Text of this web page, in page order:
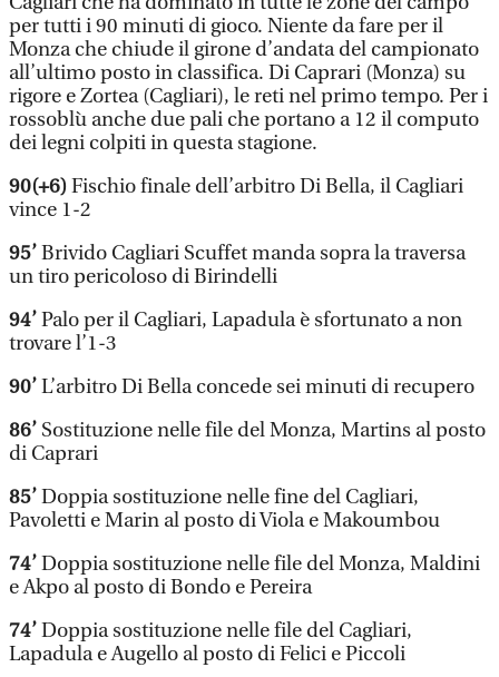
per tutti i 90 minuti di gioco. Niente da fare per il
Monza che chiude il girone d’andata del campionato
all’ultimo posto in classifica. Di Caprari (Monza) su
rigore e Zortea (Cagliari), le reti nel primo tempo. Per i
rossoblù anche due pali che portano a 12 il computo
dei legni colpiti in questa stagione.
90(+6)Fischio finale dell’arbitro Di Bella, il Cagliari
vince 1-2
95’Brivido Cagliari Scuffet manda sopra la traversa
un tiro pericoloso di Birindelli
94’Palo per il Cagliari, Lapadula è sfortunato a non
trovare l’1-3
90’L’arbitro Di Bella concede sei minuti di recupero
86’ Sostituzione nelle file del Monza, Martins al posto
di Caprari
85’Doppia sostituzione nelle fine del Cagliari,
Pavoletti e Marin al posto di Viola e Makoumbou
74’Doppia sostituzione nelle file del Monza, Maldini
e Akpo al posto di Bondo e Pereira
74’Doppia sostituzione nelle file del Cagliari,
Lapadula e Augello al posto di Felici e Piccoli